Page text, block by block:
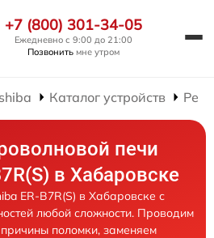
+7 (800) 301-34-05
Ежедневно с 9:00 до 21:00
Позвонить мне утром
Каталог устройств
печи
в Хабаровске
ER-B7R(S) в Хабаровске с
любой сложности. Проводим
поломки, заменяем